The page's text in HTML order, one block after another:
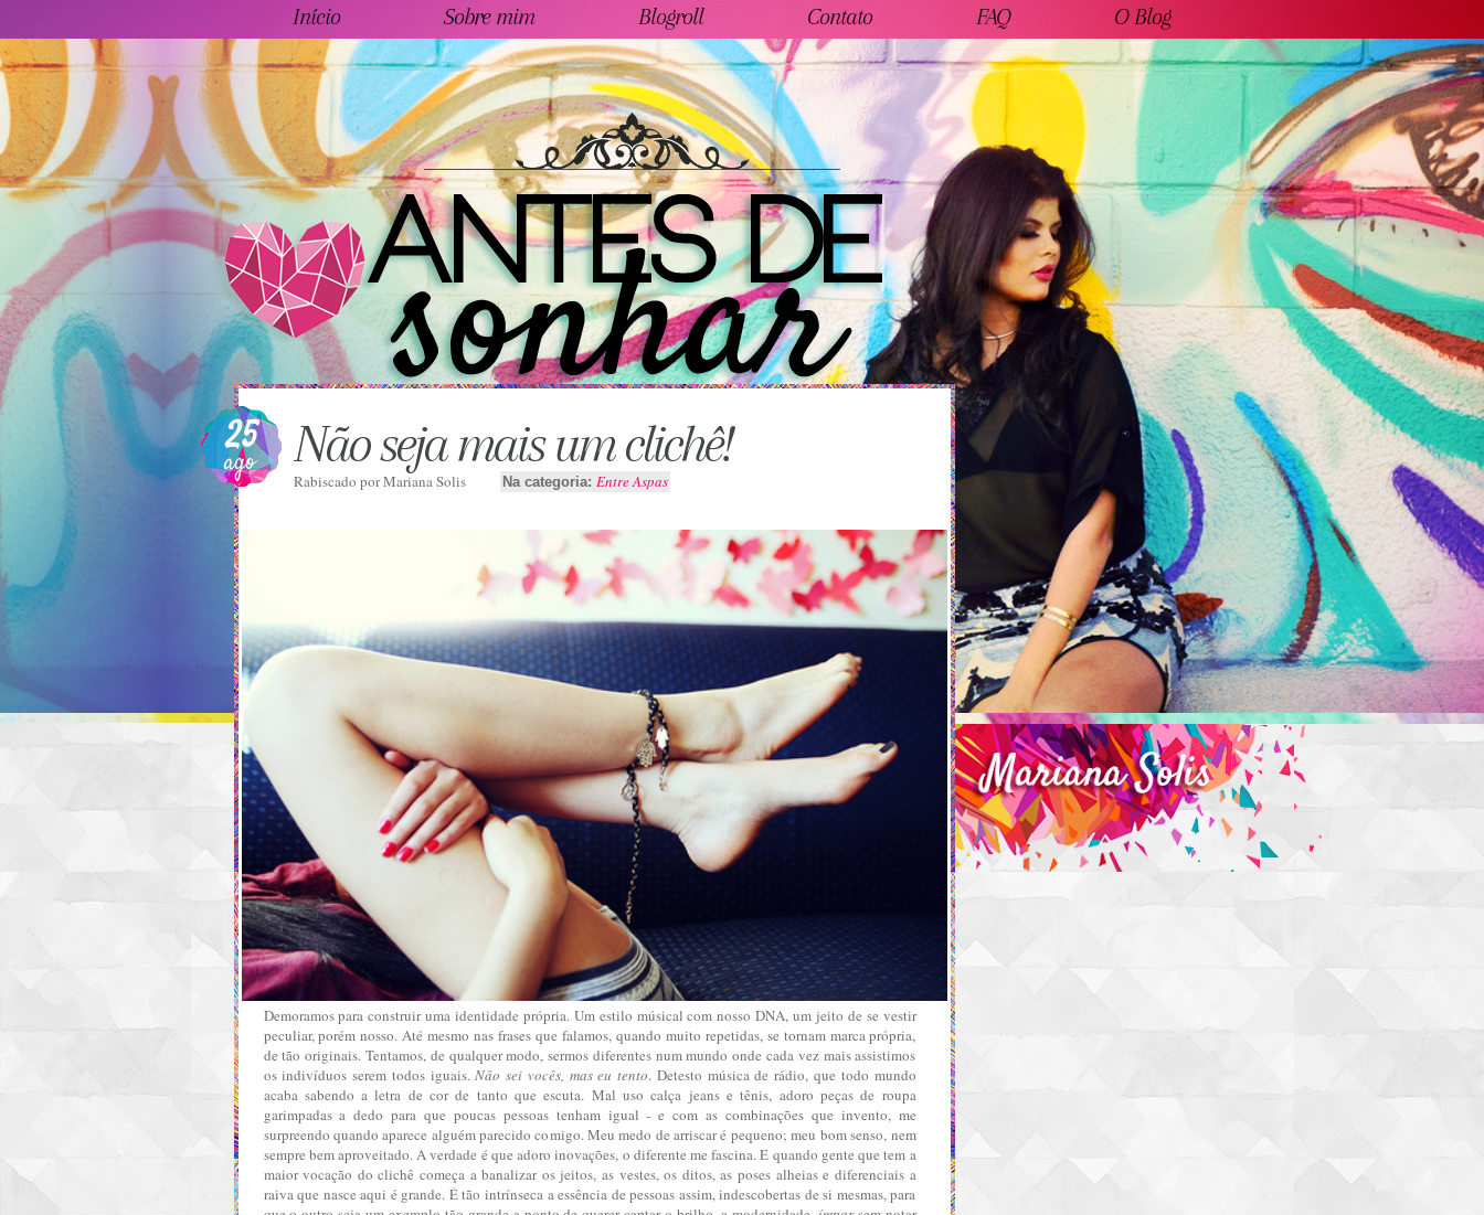
Início Sobre mim Blogroll Contato FAQ O Blog
25
ago Não seja mais um clichê!
Rabiscado porMariana Solis Na categoria: Entre Aspas
Demoramos para construir uma identidade própria. Um estilo músical com nosso DNA, um jeito de se vestir
peculiar, porém nosso. Até mesmo nas frases que falamos, quando muito repetidas, se tornam marca própria,
de tão originais. Tentamos, de qualquer modo, sermos diferentes num mundo onde cada vez mais assistimos
os indivíduos serem todos iguais.Não sei vocês, mas eu tento. Detesto música de rádio, que todo mundo
acaba sabendo a letra de cor de tanto que escuta. Mal uso calça jeans e tênis, adoro peças de roupa
garimpadas a dedo para que poucas pessoas tenham igual - e com as combinações que invento, me
surpreendo quando aparece alguém parecido comigo. Meu medo de arriscar é pequeno; meu bom senso, nem
sempre bem aproveitado. A verdade é que adoro inovações, o diferente me fascina. E quando gente que tem a
maior vocação do clichê começa a banalizar os jeitos, as vestes, os ditos, as poses alheias e diferenciais a
raiva que nasce aqui é grande. É tão intrínseca a essência de pessoas assim, indescobertas de si mesmas, para